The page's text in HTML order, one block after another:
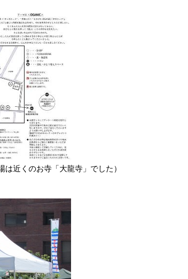
近くのお寺「大龍寺」でした）